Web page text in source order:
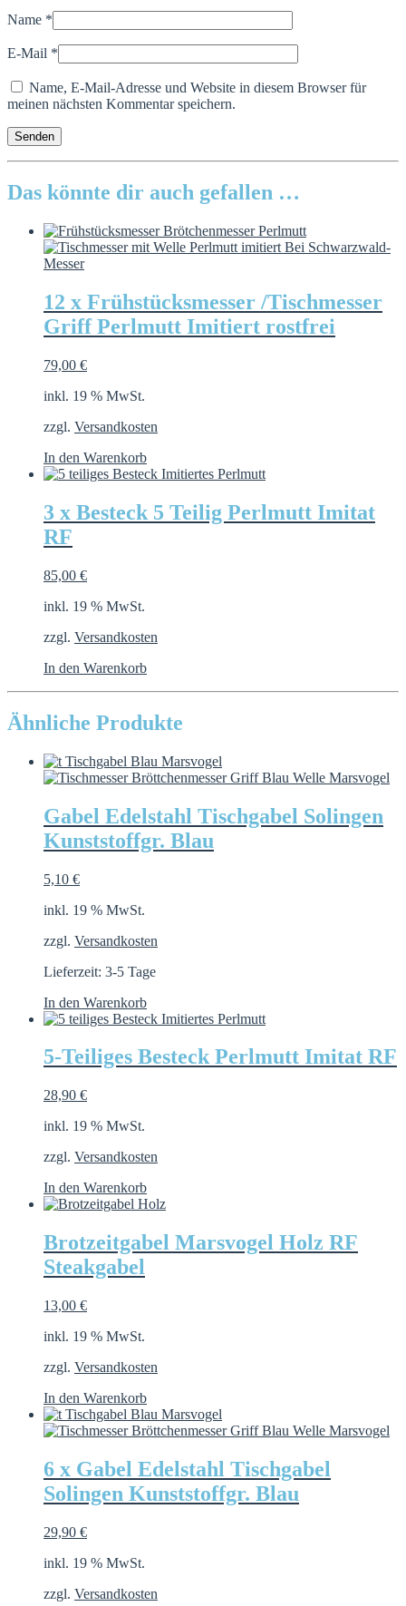
Name *
E-Mail *
Name, E-Mail-Adresse und Website in diesem Browser für
meinen nächsten Kommentar speichern.
Das könnte dir auch gefallen …
12 x Frühstücksmesser /Tischmesser
Griff Perlmutt Imitiert rostfrei
79,00 €
inkl. 19 % MwSt.
zzgl. Versandkosten
In den Warenkorb
3 x Besteck 5 Teilig Perlmutt Imitat
RF
85,00 €
inkl. 19 % MwSt.
zzgl. Versandkosten
In den Warenkorb
Ähnliche Produkte
Gabel Edelstahl Tischgabel Solingen
Kunststoffgr. Blau
5,10 €
inkl. 19 % MwSt.
zzgl. Versandkosten
Lieferzeit: 3-5 Tage
In den Warenkorb
5-Teiliges Besteck Perlmutt Imitat RF
28,90 €
inkl. 19 % MwSt.
zzgl. Versandkosten
In den Warenkorb
Brotzeitgabel Marsvogel Holz RF
Steakgabel
13,00 €
inkl. 19 % MwSt.
zzgl. Versandkosten
In den Warenkorb
6 x Gabel Edelstahl Tischgabel
Solingen Kunststoffgr. Blau
29,90 €
inkl. 19 % MwSt.
zzgl. Versandkosten